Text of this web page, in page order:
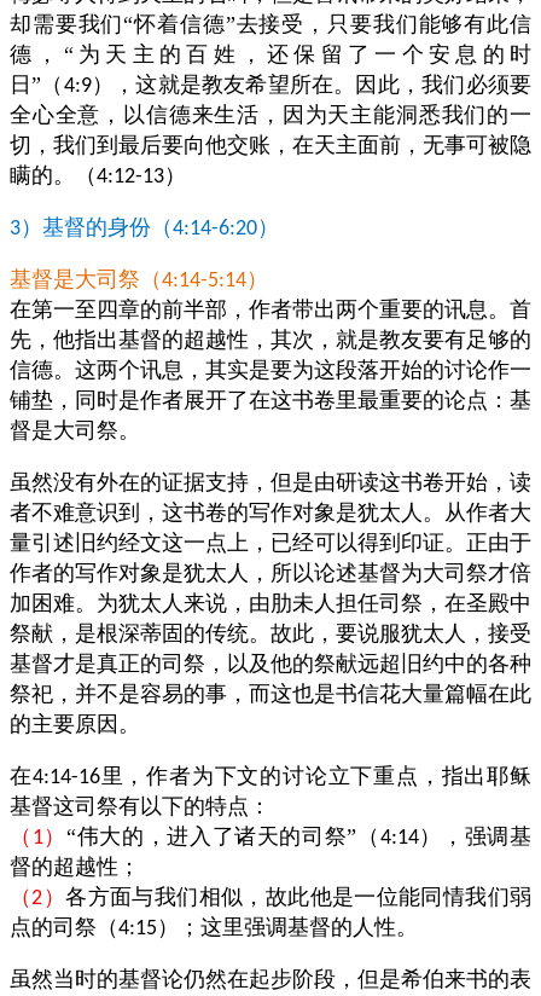
却需要我们“怀着信德”去接受，只要我们能够有此信
德，“为天主的百姓，还保留了一个安息的时
日”（ 4:9），这就是教友希望所在。因此，我们必须要
全心全意，以信德来生活，因为天主能洞悉我们的一
切，我们到最后要向他交账，在天主面前，无事可被隐
瞒的。（4:12-13）
3）基督的身份（4:14-6:20）
基督是大司祭（4:14-5:14）
在第一至四章的前半部，作者带出两个重要的讯息。首
先，他指出基督的超越性，其次，就是教友要有足够的
信德。这两个讯息，其实是要为这段落开始的讨论作一
铺垫，同时是作者展开了在这书卷里最重要的论点：基
督是大司祭。
虽然没有外在的证据支持，但是由研读这书卷开始，读
者不难意识到，这书卷的写作对象是犹太人。从作者大
量引述旧约经文这一点上，已经可以得到印证。正由于
作者的写作对象是犹太人，所以论述基督为大司祭才倍
加困难。为犹太人来说，由肋未人担任司祭，在圣殿中
祭献，是根深蒂固的传统。故此，要说服犹太人，接受
基督才是真正的司祭，以及他的祭献远超旧约中的各种
祭祀，并不是容易的事，而这也是书信花大量篇幅在此
的主要原因。
在4:14-16里，作者为下文的讨论立下重点，指出耶稣
基督这司祭有以下的特点：
（ 1） “伟大的，进入了诸天的司祭”（ 4:14），强调基
督的超越性；
（2 ）各方面与我们相似，故此他是一位能同情我们弱
点的司祭（4:15 ）；这里强调基督的人性。
虽然当时的基督论仍然在起步阶段，但是希伯来书的表